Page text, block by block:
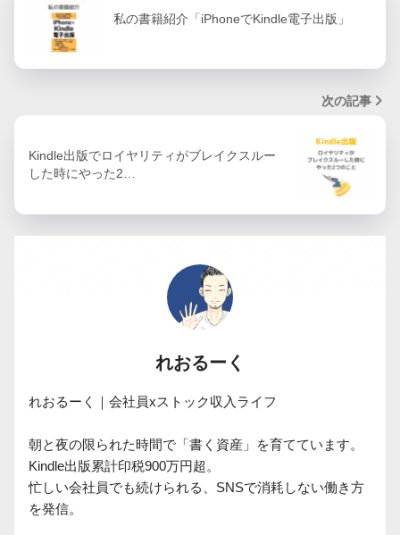
私の書籍紹介「iPhoneでKindle電子出版」
次の記事
Kindle出版でロイヤリティがブレイクスルー
した時にやった2…
れおるーく
れおるーく｜会社員xストック収入ライフ
朝と夜の限られた時間で「書く資産」を育てています。
Kindle出版累計印税900万円超。
忙しい会社員でも続けられる、SNSで消耗しない働き方
を発信。